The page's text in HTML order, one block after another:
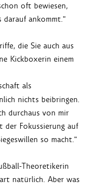
oft bewiesen,
darauf ankommt."
die Sie auch aus
Kickboxerin einem
als
nichts beibringen.
durchaus von mir
der Fokussierung auf
so macht."
Theoretikerin
natürlich. Aber was